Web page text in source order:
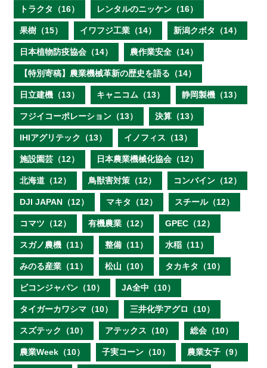
トラクタ（16） レンタルのニッケン（16）
果樹（15） イワフジ工業（14） 新潟クボタ（14）
日本植物防疫協会（14） 農作業安全（14）
【特別寄稿】農業機械革新の歴史を語る（14）
日立建機（13） キャニコム（13） 静岡製機（13）
フジイコーポレーション（13） 決算（13）
IHIアグリテック（13） イノフィス（13）
施設園芸（12） 日本農業機械化協会（12）
北海道（12） 鳥獣害対策（12） コンバイン（12）
DJI JAPAN（12） マキタ（12） スチール（12）
コマツ（12） 有機農業（12） GPEC（12）
スガノ農機（11） 整備（11） 水稲（11）
みのる産業（11） 松山（10） タカキタ（10）
ビコンジャパン（10） JA全中（10）
タイガーカワシマ（10） 三井化学アグロ（10）
スズテック（10） アテックス（10） 総会（10）
農業Week（10） 子実コーン（10） 農業女子（9）